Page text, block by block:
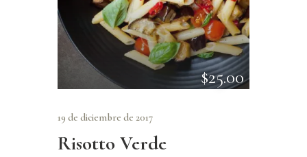
$25.00
19 de diciembre de 2017
Risotto Verde